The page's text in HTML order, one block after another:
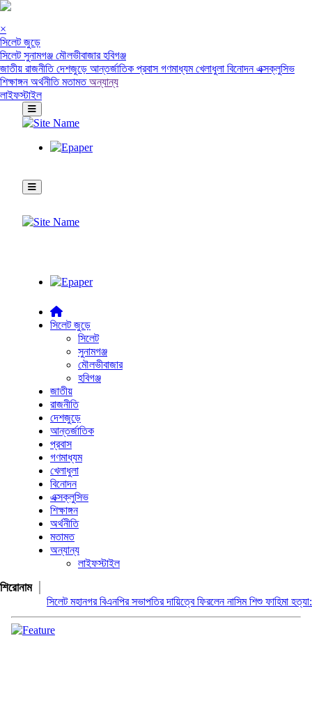
×
সিলেট জুড়ে
সিলেটসুনামগঞ্জ মৌলভীবাজারহবিগঞ্জ
জাতীয় রাজনীতিদেশজুড়ে আন্তর্জাতিক প্রবাসগণমাধ্যমখেলাধুলা বিনোদনএক্সক্লুসিভ
শিক্ষাঙ্গনঅর্থনীতিমতামতঅন্যান্য
লাইফস্টাইল
সিলেট জুড়ে
সিলেট
সুনামগঞ্জ
মৌলভীবাজার
হবিগঞ্জ
জাতীয়
রাজনীতি
দেশজুড়ে
আন্তর্জাতিক
প্রবাস
গণমাধ্যম
খেলাধুলা
বিনোদন
এক্সক্লুসিভ
শিক্ষাঙ্গন
অর্থনীতি
মতামত
অন্যান্য
লাইফস্টাইল
শিরোনাম
সিলেট মহানগর বিএনপির সভাপতির দায়িত্বে ফিরলেন নাসিমশিশু ফাহিমা হত্যা: